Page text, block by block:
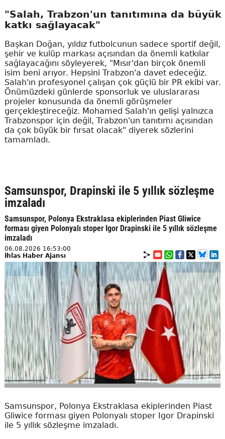
"Salah, Trabzon'un tanıtımına da büyük
katkı sağlayacak"
Başkan Doğan, yıldız futbolcunun sadece sportif değil,
şehir ve kulüp markası açısından da önemli katkılar
sağlayacağını söyleyerek, "Mısır'dan birçok önemli
isim beni arıyor. Hepsini Trabzon'a davet edeceğiz.
Salah'ın profesyonel çalışan çok güçlü bir PR ekibi var.
Önümüzdeki günlerde sponsorluk ve uluslararası
projeler konusunda da önemli görüşmeler
gerçekleştireceğiz. Mohamed Salah'ın gelişi yalnızca
Trabzonspor için değil, Trabzon'un tanıtımı açısından
da çok büyük bir fırsat olacak" diyerek sözlerini
tamamladı.
Samsunspor, Drapinski ile 5 yıllık sözleşme
imzaladı
Samsunspor, Polonya Ekstraklasa ekiplerinden Piast Gliwice
forması giyen Polonyalı stoper Igor Drapinski ile 5 yıllık sözleşme
imzaladı
06.08.2026 16:53:00
İhlas Haber Ajansı
Samsunspor, Polonya Ekstraklasa ekiplerinden Piast
Gliwice forması giyen Polonyalı stoper Igor Drapinski
ile 5 yıllık sözleşme imzaladı.